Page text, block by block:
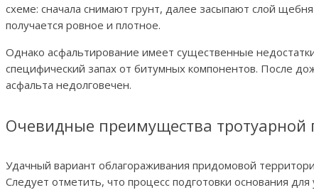
схеме: сначала снимают грунт, далее засыпают слой
получается ровное и плотное.
Однако асфальтирование имеет существенные
специфический запах от битумных компонентов. После
асфальта недолговечен.
Очевидные преимущества тротуарной
Удачный вариант облагораживания придомовой
Следует отметить, что процесс подготовки основания